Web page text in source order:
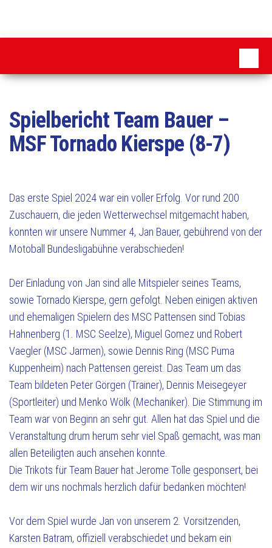
Spielbericht Team Bauer –
MSF Tornado Kierspe (8-7)
Das erste Spiel 2024 war ein voller Erfolg. Vor rund 200
Zuschauern, die jeden Wetterwechsel mitgemacht haben,
konnten wir unsere Nummer 4, Jan Bauer, gebührend von der
Motoball Bundesligabühne verabschieden!
Der Einladung von Jan sind alle Mitspieler seines Teams,
sowie Tornado Kierspe, gern gefolgt. Neben einigen aktiven
und ehemaligen Spielern des MSC Pattensen sind Tobias
Hahnenberg (1. MSC Seelze), Miguel Gomez und Robert
Vaegler (MSC Jarmen), sowie Dennis Ring (MSC Puma
Kuppenheim) nach Pattensen gereist. Das Team um das
Team bildeten Peter Görgen (Trainer), Dennis Meisegeyer
(Sportleiter) und Menko Wölk (Mechaniker). Die Stimmung im
Team war von Beginn an sehr gut. Allen hat das Spiel und die
Veranstaltung drum herum sehr viel Spaß gemacht, was man
allen Beteiligten auch ansehen konnte.
Die Trikots für Team Bauer hat Jerome Tolle gesponsert, bei
dem wir uns nochmals herzlich dafür bedanken möchten!
Vor dem Spiel wurde Jan von unserem 2. Vorsitzenden,
Karsten Batram, offiziell verabschiedet und bekam ein